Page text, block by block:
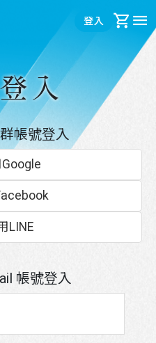
購
登入
會員登入
入
帳號登入
LINE
帳號登入